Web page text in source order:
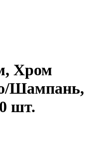
Хром
Шампань,
шт.